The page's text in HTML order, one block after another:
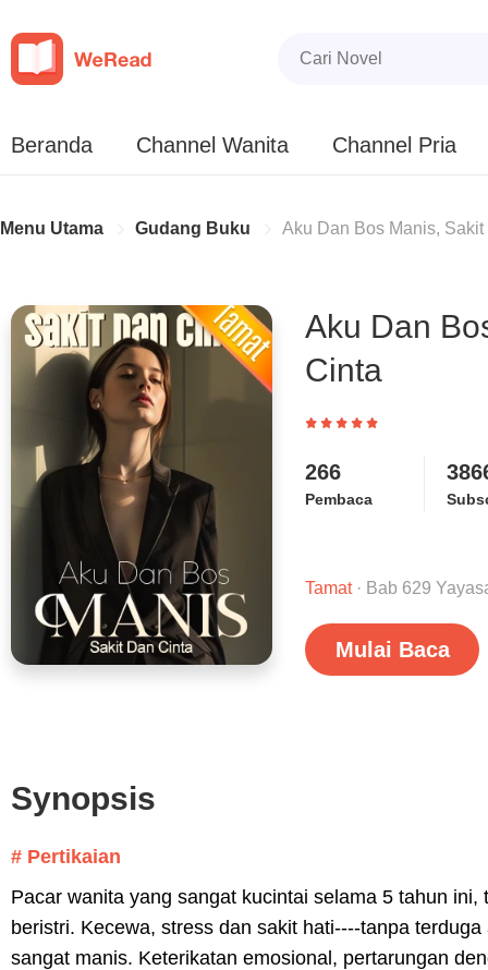
Beranda Channel Wanita Channel Pria
Menu Utama Gudang Buku Aku Dan Bos Manis,
Aku Dan
Cinta
266
Pembaca
Tamat· Bab 629
Mulai Baca
Synopsis
# Pertikaian
Pacar wanita yang sangat kucintai selama 5 tahun
beristri. Kecewa, stress dan sakit hati----tanpa
sangat manis. Keterikatan emosional, pertarungan